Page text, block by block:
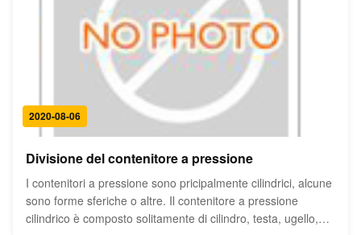
2020-08-06
Divisione del contenitore a pressione
I contenitori a pressione sono pricipalmente cilindrici, alcune
sono forme sferiche o altre. Il contenitore a pressione
cilindrico è composto solitamente di cilindro, testa, ugello,